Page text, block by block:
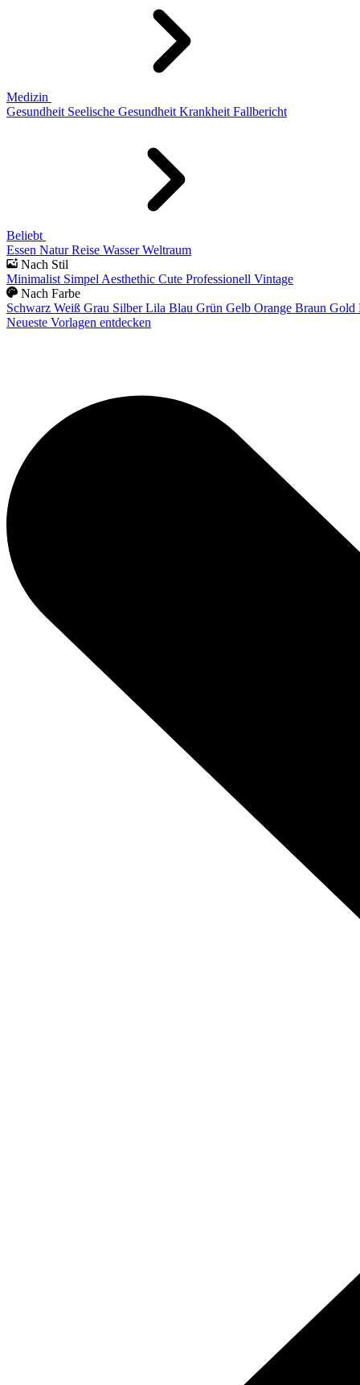
Medizin
Gesundheit Seelische Gesundheit Krankheit Fallbericht
Beliebt
Essen Natur Reise Wasser Weltraum
Nach Stil
Minimalist Simpel Aesthethic Cute Professionell Vintage
Nach Farbe
Schwarz Weiß Grau Silber Lila Blau Grün Gelb Orange Braun Gold
Neueste Vorlagen entdecken